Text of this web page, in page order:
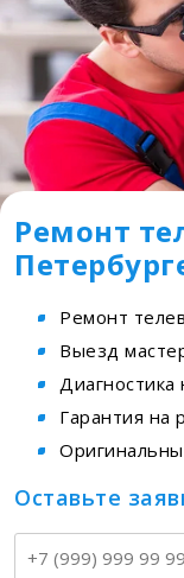
Ремонт
Ремонт
Выезд
Диагностика
Гарантия на
Оставьте